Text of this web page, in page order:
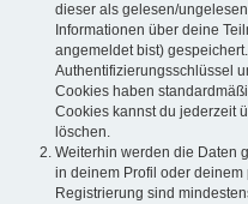
dieser als gelesen/
Informationen über deine
angemeldet bist)
Authentifizierungsschlüssel
Cookies haben
Cookies kannst du jederzeit
löschen.
Weiterhin werden die Daten
in deinem Profil oder
Registrierung sind